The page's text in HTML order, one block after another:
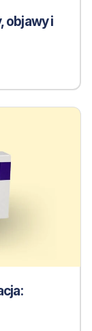
objawy i